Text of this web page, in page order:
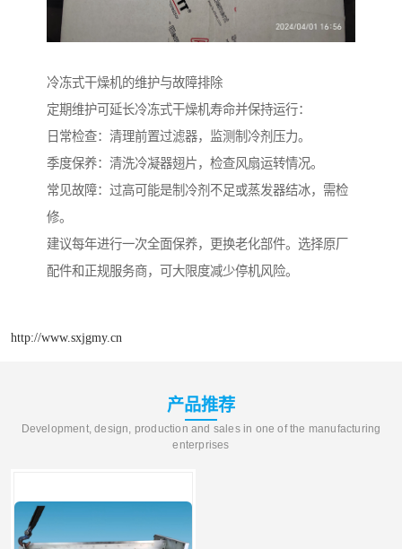
冷冻式干燥机的维护与故障排除
定期维护可延长冷冻式干燥机寿命并保持运行：
日常检查：清理前置过滤器，监测制冷剂压力。
季度保养：清洗冷凝器翅片，检查风扇运转情况。
常见故障：过高可能是制冷剂不足或蒸发器结冰，需检
修。
建议每年进行一次全面保养，更换老化部件。选择原厂
配件和正规服务商，可大限度减少停机风险。
http://www.sxjgmy.cn
产品推荐
Development, design, production and sales in one of the manufacturing
enterprises